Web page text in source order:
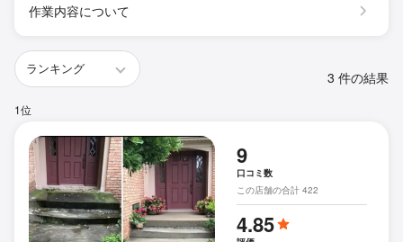
作業内容について
3 件の結果
1位
9
口コミ数
この店舗の合計 422
4.85